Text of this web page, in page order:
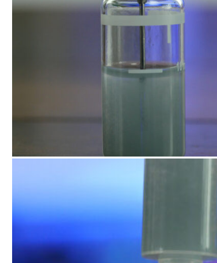
Ajoutez le réactif B, mélangez 1 min.
Après ajout des réactifs A et B, prélevez le tout.